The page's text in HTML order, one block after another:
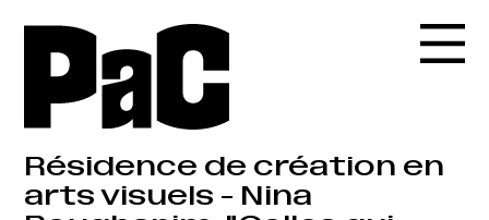
Résidence de création en
arts visuels - Nina